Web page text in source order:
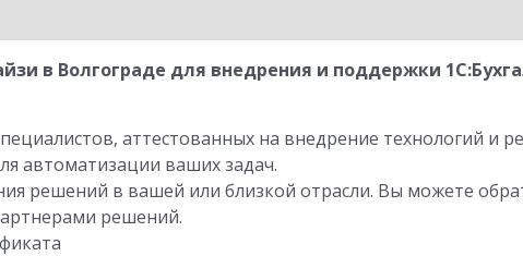
в Волгограде для внедрения и поддержки
аттестованных на внедрение технологий и
автоматизации ваших задач.
решений в вашей или близкой отрасли. Вы можете
решений.